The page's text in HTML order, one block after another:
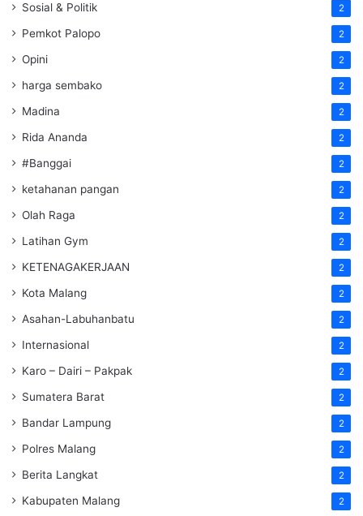
Sosial & Politik 2
Pemkot Palopo 2
Opini 2
harga sembako 2
Madina 2
Rida Ananda 2
#Banggai 2
ketahanan pangan 2
Olah Raga 2
Latihan Gym 2
KETENAGAKERJAAN 2
Kota Malang 2
Asahan-Labuhanbatu 2
Internasional 2
Karo – Dairi – Pakpak 2
Sumatera Barat 2
Bandar Lampung 2
Polres Malang 2
Berita Langkat 2
Kabupaten Malang 2